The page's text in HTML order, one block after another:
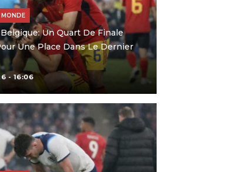
Un Quart De Finale
Une Place Dans Le Dernier
- 16:06